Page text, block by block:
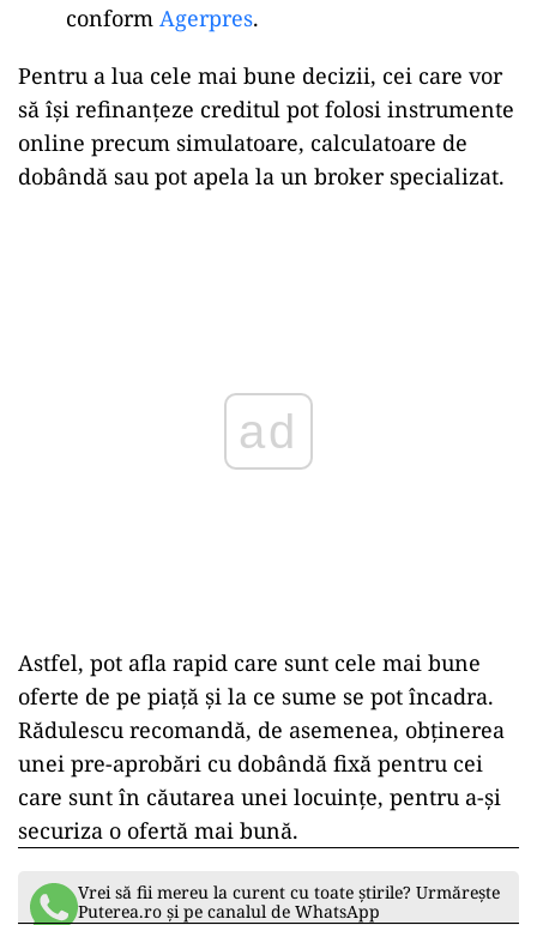
conform Agerpres.
Pentru a lua cele mai bune decizii, cei care vor
să își refinanțeze creditul pot folosi instrumente
online precum simulatoare, calculatoare de
dobândă sau pot apela la un broker specializat.
ad
Astfel, pot afla rapid care sunt cele mai bune
oferte de pe piață și la ce sume se pot încadra.
Rădulescu recomandă, de asemenea, obținerea
unei pre-aprobări cu dobândă fixă pentru cei
care sunt în căutarea unei locuințe, pentru a-și
securiza o ofertă mai bună.
Vrei să fii mereu la curent cu toate știrile? Urmărește
Puterea.ro și pe canalul de WhatsApp